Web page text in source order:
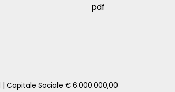
pdf
| Capitale Sociale € 6.000.000,00